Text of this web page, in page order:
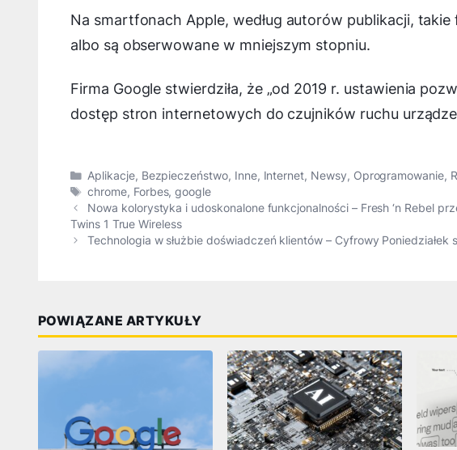
Na smartfonach Apple, według autorów publikacji,
albo są obserwowane w mniejszym stopniu.
Firma Google stwierdziła, że „od 2019 r. ustawienia
dostęp stron internetowych do czujników ruchu
Kategorie
Aplikacje, Bezpieczeństwo, Inne, Internet, Newsy, Oprogramowanie,
Tagi
chrome, Forbes,google
Nowa kolorystyka i udoskonalone funkcjonalności – Fresh ‘n Rebel
Twins 1 True Wireless
Technologia w służbie doświadczeń klientów – Cyfrowy
POWIĄZANE ARTYKUŁY